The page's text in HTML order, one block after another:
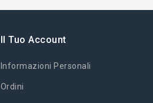
Il Tuo Account
Informazioni Personali
Ordini